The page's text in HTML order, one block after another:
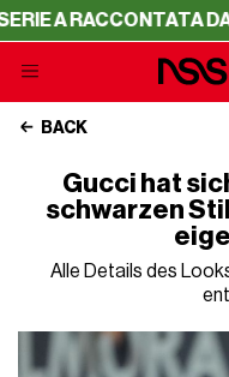
DA NSS
BACK
Gucci hat
schwarzen
Alle Details des